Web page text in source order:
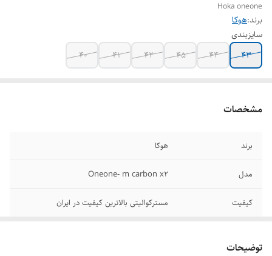
Hoka oneone
برند:هوکا
سایزبندی
۴۳
۴۴ ۴۵ ۴۲ ۴۱ ۴۰
مشخصات
برند هوکا
مدل Oneone- m carbon x2
کیفیت مسترکوالیتی بالاترین کیفیت در ایران
توضیحات